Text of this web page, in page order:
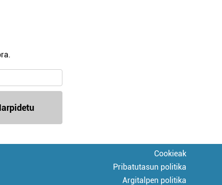
Cookieak
Pribatutasun politika
Argitalpen politika